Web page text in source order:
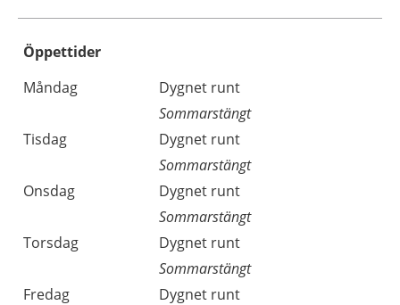
Öppettider
Dag
Öppettider
Kommentarer
Måndag
Dygnet runt
Sommarstängt
Tisdag
Dygnet runt
Sommarstängt
Onsdag
Dygnet runt
Sommarstängt
Torsdag
Dygnet runt
Sommarstängt
Fredag
Dygnet runt